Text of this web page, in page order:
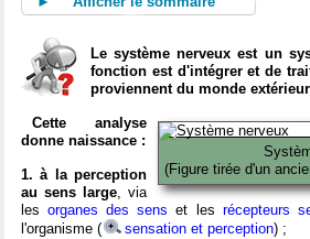
Le système nerveux est un
fonction est d'intégrer et de
proviennent du monde
(Figure tirée d'un
Cette analyse
donne naissance :
1. à la perception
au sens large, via
lesorganes des sens et les récepteurs
l'organisme (
sensation et perception) ;